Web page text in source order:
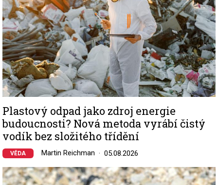
Plastový odpad jako zdroj energie
budoucnosti? Nová metoda vyrábí čistý
vodík bez složitého třídění
VĚDA Martin Reichman 05.08.2026
Image